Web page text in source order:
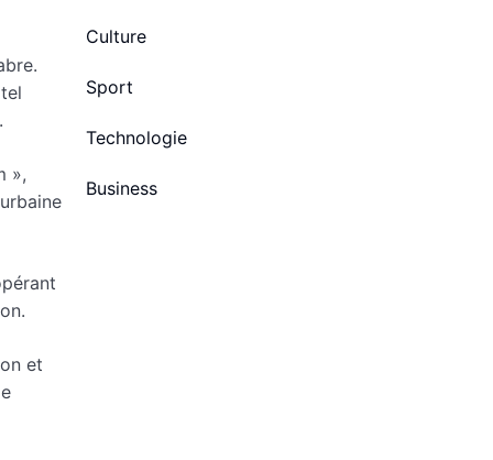
»,
et
Culture
Sport
Technologie
Business